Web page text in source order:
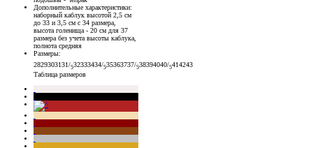
Дополнительные характеристики:
наборный каблук высотой 2,5 см
до 33 и 3,5 см с 34 размера,
высота голенища - 20 см для 37
размера без учета высоты каблука,
полнота средняя
Размеры:
2829303131/532333434/535363737/538394040/5414243
Таблица размеров